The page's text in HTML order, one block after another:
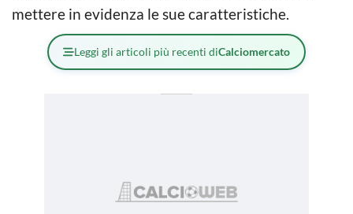
mettere in evidenza le sue caratteristiche.
Leggi gli articoli più recenti diCalciomercato